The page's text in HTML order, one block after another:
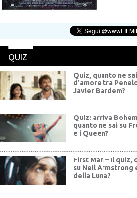
QUIZ
Quiz, quanto ne
d'amore tra
Javier Bardem?
Quiz: arriva
quanto ne sai su
e i Queen?
First Man – Il quiz,
su Neil Armstrong
della Luna?